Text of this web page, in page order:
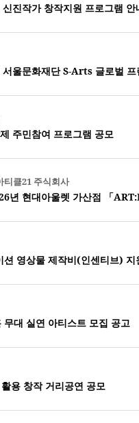
진작가 창작지원 프로그램 안
울문화재단 S-Arts 글로벌 프
주민참여 프로그램 공모
티클21 주식회사
년 현대아울렛 가산점 「
션 영상물 제작비(인센티브)
대 실연 아티스트 모집 공고
용 창작 거리공연 공모